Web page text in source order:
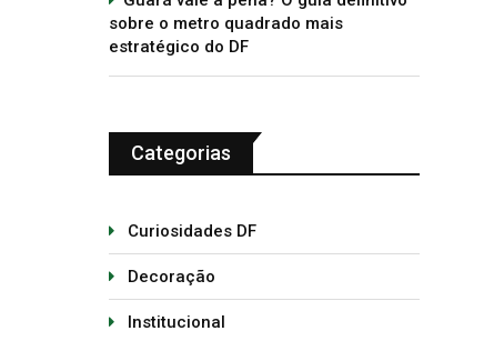
sobre o metro quadrado mais
estratégico do DF
Categorias
Curiosidades DF
Decoração
Institucional